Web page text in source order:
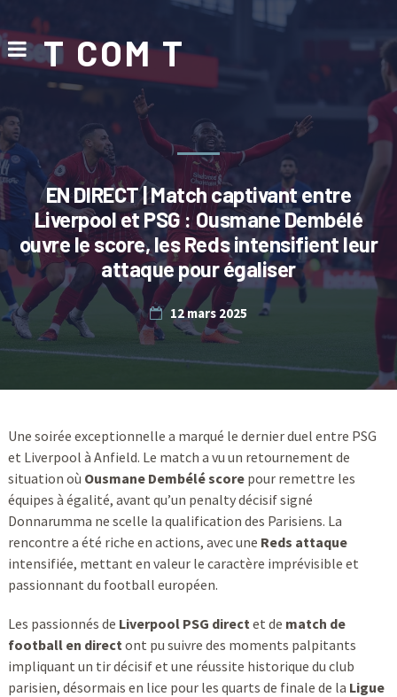
T COM T
EN DIRECT | Match captivant entre
Liverpool et PSG : Ousmane Dembélé
ouvre le score, les Reds intensifient leur
attaque pour égaliser
12 mars 2025
Une soirée exceptionnelle a marqué le dernier duel entre PSG
et Liverpool à Anfield. Le match a vu un retournement de
situation où Ousmane Dembélé scorepour remettre les
équipes à égalité, avant qu’un penalty décisif signé
Donnarumma ne scelle la qualification des Parisiens. La
rencontre a été riche en actions, avec une Reds attaque
intensifiée, mettant en valeur le caractère imprévisible et
passionnant du football européen.
Les passionnés de Liverpool PSG directet de match de
football en directont pu suivre des moments palpitants
impliquant un tir décisif et une réussite historique du club
parisien, désormais en lice pour les quarts de finale de la Ligue